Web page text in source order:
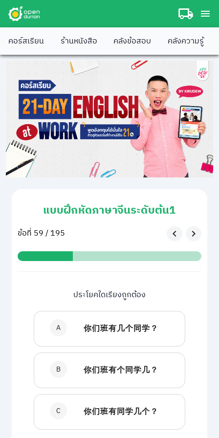
คอร์สเรียน ร้านหนังสือ คลังข้อสอบ คลังความรู้
แบบฝึกหัดภาษาจีนระดับต้น1
ข้อที่ 59 / 195
ประโยคใดเรียงถูกต้อง
A 你们班有几个同学？
B 你们班有个同学几？
C 你们班有同学几个？